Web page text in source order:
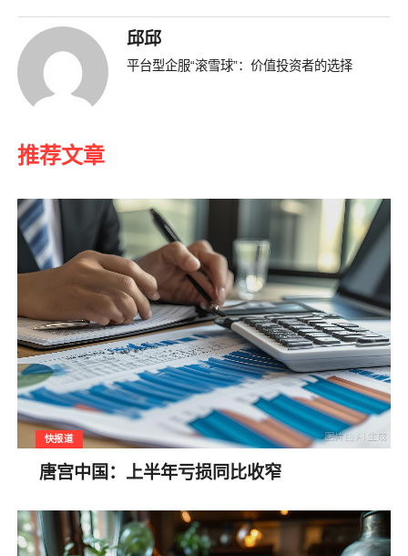
邱邱
平台型企服“滚雪球”：价值投资者的选择
推荐文章
快报道
唐宫中国：上半年亏损同比收窄